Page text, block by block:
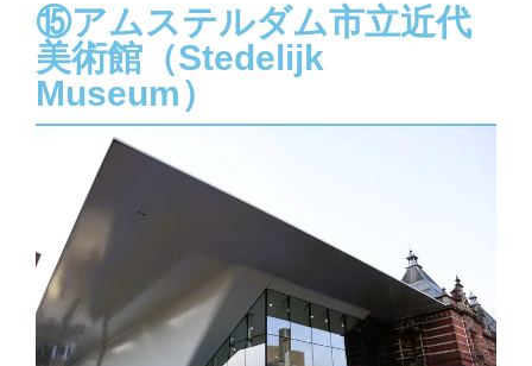
⑮アムステルダム市立近代
美術館（Stedelijk
Museum）